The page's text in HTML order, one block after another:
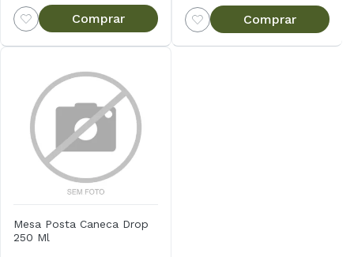
Comprar Comprar
Mesa Posta Caneca Drop
250 Ml